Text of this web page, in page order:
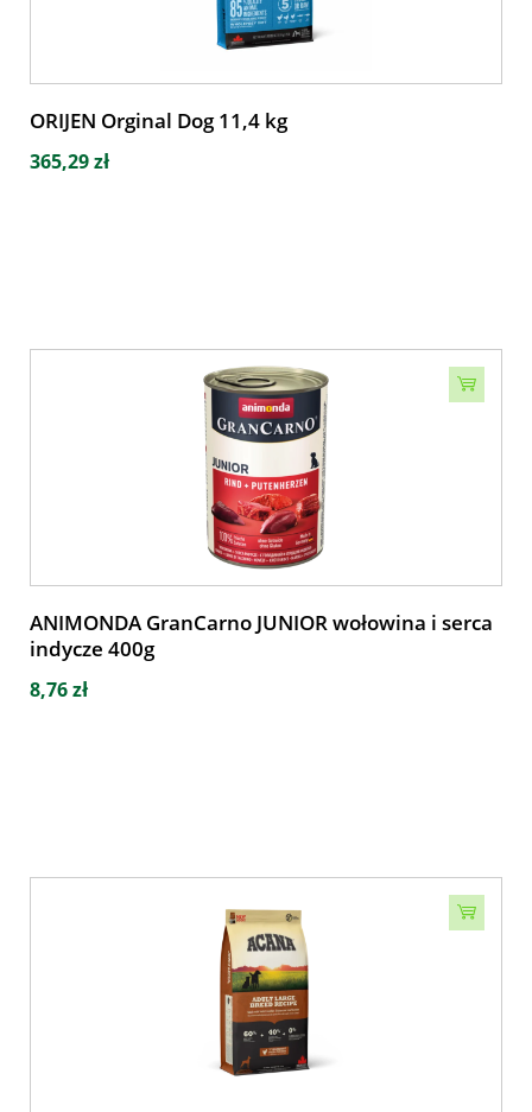
ORIJEN Orginal Dog 11,4 kg
365,29 zł
ANIMONDA GranCarno JUNIOR wołowina i serca
indycze 400g
8,76 zł